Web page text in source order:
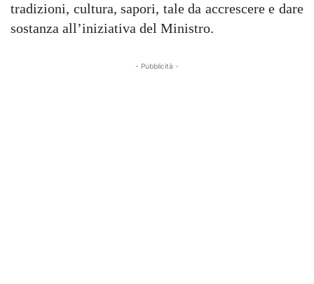
tradizioni, cultura, sapori, tale da accrescere e dare
sostanza all’iniziativa del Ministro.
- Pubblicità -